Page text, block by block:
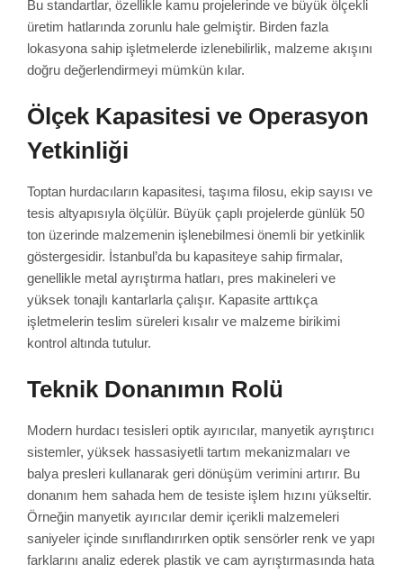
Bu standartlar, özellikle kamu projelerinde ve büyük ölçekli
üretim hatlarında zorunlu hale gelmiştir. Birden fazla
lokasyona sahip işletmelerde izlenebilirlik, malzeme akışını
doğru değerlendirmeyi mümkün kılar.
Ölçek Kapasitesi ve Operasyon
Yetkinliği
Toptan hurdacıların kapasitesi, taşıma filosu, ekip sayısı ve
tesis altyapısıyla ölçülür. Büyük çaplı projelerde günlük 50
ton üzerinde malzemenin işlenebilmesi önemli bir yetkinlik
göstergesidir. İstanbul’da bu kapasiteye sahip firmalar,
genellikle metal ayrıştırma hatları, pres makineleri ve
yüksek tonajlı kantarlarla çalışır. Kapasite arttıkça
işletmelerin teslim süreleri kısalır ve malzeme birikimi
kontrol altında tutulur.
Teknik Donanımın Rolü
Modern hurdacı tesisleri optik ayırıcılar, manyetik ayrıştırıcı
sistemler, yüksek hassasiyetli tartım mekanizmaları ve
balya presleri kullanarak geri dönüşüm verimini artırır. Bu
donanım hem sahada hem de tesiste işlem hızını yükseltir.
Örneğin manyetik ayırıcılar demir içerikli malzemeleri
saniyeler içinde sınıflandırırken optik sensörler renk ve yapı
farklarını analiz ederek plastik ve cam ayrıştırmasında hata